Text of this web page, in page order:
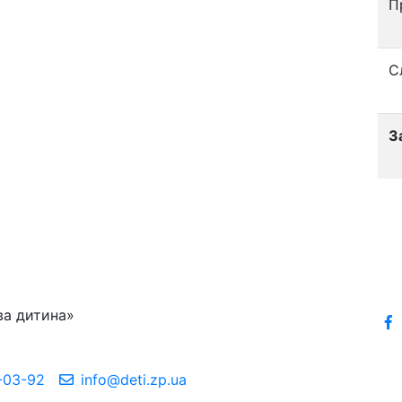
дитина»
92 info@deti.zp.ua